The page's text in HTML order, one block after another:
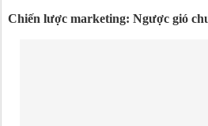
Chiến lược marketing: Ngược gió